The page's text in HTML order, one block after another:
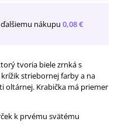
nákupu 0,08 €
tvoria biele zrnká s
striebornej farby a na
oltárnej. Krabička má priemer
k prvému svätému